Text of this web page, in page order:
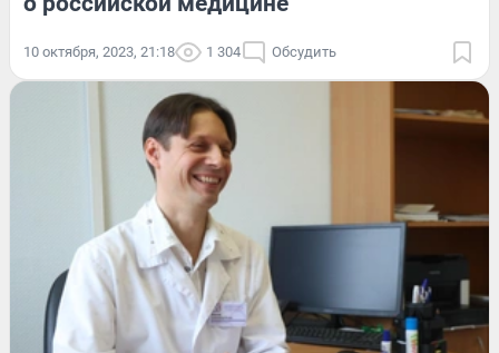
10 октября, 2023, 21:18 1 304 Обсудить